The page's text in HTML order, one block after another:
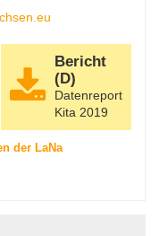
Bericht
(D)
Datenreport
Kita 2019
der LaNa